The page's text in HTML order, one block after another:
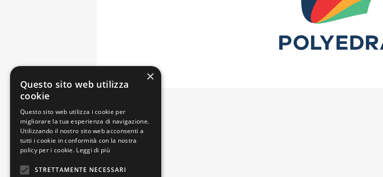
Strada 3 Palazzo B5
20057 Assago (MI)
Tel: (+39) 02 33 55 11
Fax: (+39) 02 33 55 15 55
×
Questo sito web utilizza
cookie
Questo sito web utilizza i cookie per
migliorare la tua esperienza di navigazione.
Utilizzando il nostro sito web acconsenti a
tutti i cookie in conformità con la nostra
policy per i cookie. Leggi di più
STRETTAMENTE NECESSARI